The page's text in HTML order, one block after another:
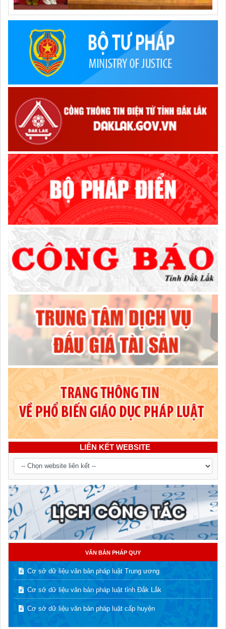
LIÊN KẾT WEBSITE
VĂN BẢN PHÁP QUY
Cơ sở dữ liệu văn bản pháp luật Trung ương
Cơ sở dữ liệu văn bản pháp luật tỉnh Đắk Lắk
Cơ sở dữ liệu văn bản pháp luật cấp huyện